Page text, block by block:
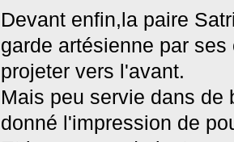
Devant enfin,la paire
garde artésienne par
projeter vers l'avant.
Mais peu servie dans
donné l'impression de